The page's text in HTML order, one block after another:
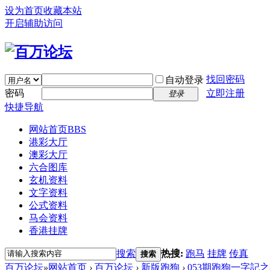
设为首页收藏本站
开启辅助访问
自动登录 找回密码
密码
登录
立即注册
快捷导航
网站首页BBS
港彩大厅
澳彩大厅
六合图库
玄机资料
文字资料
公式资料
马会资料
香港挂牌
搜索 搜索 热搜: 跑马 挂牌 传真
百万论坛»网站首页 › 百万论坛 › 新版跑狗 › 053期跑狗一字記